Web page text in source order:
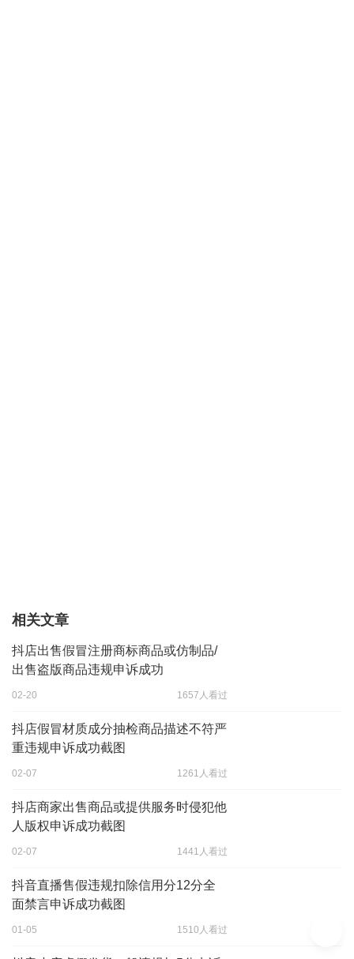
相关文章
抖店出售假冒注册商标商品或仿制品/
出售盗版商品违规申诉成功
02-20 1657人看过
抖店假冒材质成分抽检商品描述不符严
重违规申诉成功截图
02-07 1261人看过
抖店商家出售商品或提供服务时侵犯他
人版权申诉成功截图
02-07 1441人看过
抖音直播售假违规扣除信用分12分全
面禁言申诉成功截图
01-05 1510人看过